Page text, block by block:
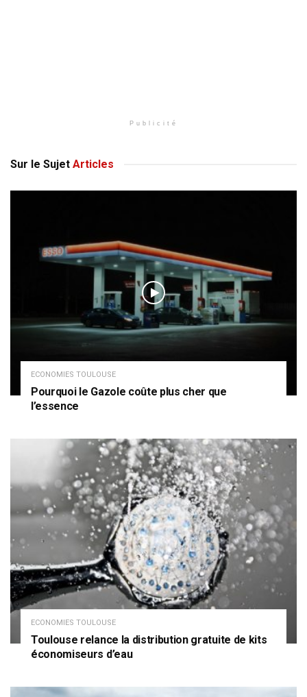
Publicité
Sur le Sujet Articles
ECONOMIES TOULOUSE
Pourquoi le Gazole coûte plus cher que
l’essence
ECONOMIES TOULOUSE
Toulouse relance la distribution gratuite de kits
économiseurs d’eau